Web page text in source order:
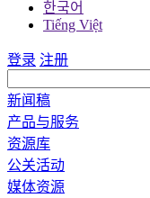
한국어
Tiếng Việt
登录 注册
新闻稿
产品与服务
资源库
公关活动
媒体资源